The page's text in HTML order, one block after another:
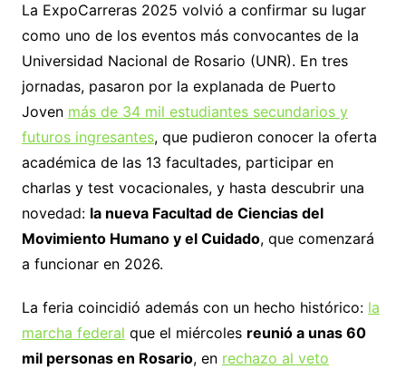
La ExpoCarreras 2025 volvió a confirmar su lugar
como uno de los eventos más convocantes de la
Universidad Nacional de Rosario (UNR). En tres
jornadas, pasaron por la explanada de Puerto
Joven más de 34 mil estudiantes secundarios y
futuros ingresantes, que pudieron conocer la oferta
académica de las 13 facultades, participar en
charlas y test vocacionales, y hasta descubrir una
novedad: la nueva Facultad de Ciencias del
Movimiento Humano y el Cuidado, que comenzará
a funcionar en 2026.
La feria coincidió además con un hecho histórico: la
marcha federal que el miércoles reunió a unas 60
mil personas en Rosario, en rechazo al veto